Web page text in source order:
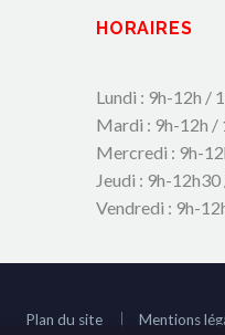
HORAIRES
Lundi : 9h-12h /
Mardi : 9h-12h /
Mercredi : 9h-
Jeudi : 9h-12h30
Vendredi : 9h-
Plan du site Mentions